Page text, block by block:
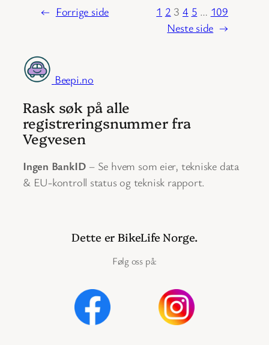
← Forrige side 1 2 3 4 5 … 109
Neste side →
Beepi.no
Rask søk på alle
registreringsnummer fra
Vegvesen
Ingen BankID – Se hvem som eier, tekniske data
& EU-kontroll status og teknisk rapport.
Dette er BikeLife Norge.
Følg oss på: